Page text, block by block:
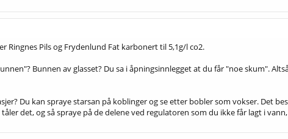
Ringnes Pils og Frydenlund Fat karbonert til 5,1g/l co2.
Bunnen av glasset? Du sa i åpningsinnlegget at du får "noe skum".
Du kan spraye starsan på koblinger og se etter bobler som vokser. Det
det, og så spraye på de delene ved regulatoren som du ikke får lagt i